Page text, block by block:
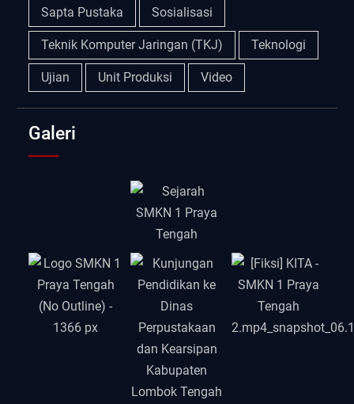
Sapta Pustaka Sosialisasi
Teknik Komputer Jaringan (TKJ) Teknologi
Ujian Unit Produksi Video
Galeri